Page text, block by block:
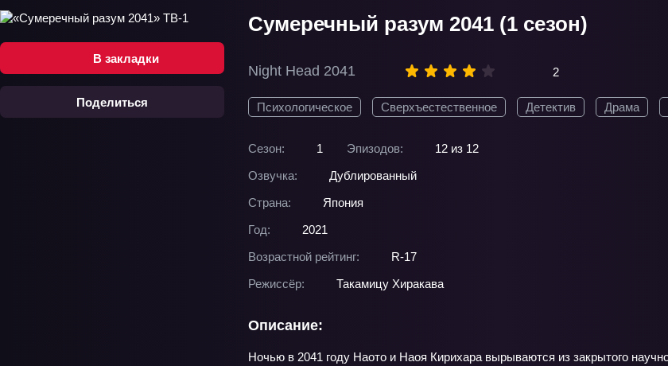
В закладки
Поделиться
Сумеречный разум 2041 (1 сезон)
Night Head 2041 2
Психологическое Сверхъестественное Детектив Драма
Сезон: 1 Эпизодов:
12 из 12
Озвучка:
Дублированный
Страна:
Япония
Год:
2021
Возрастной рейтинг:
R-17
Режиссёр:
Такамицу Хиракава
Описание:
Ночью в 2041 году Наото и Наоя Кирихара вырываются из закрытого